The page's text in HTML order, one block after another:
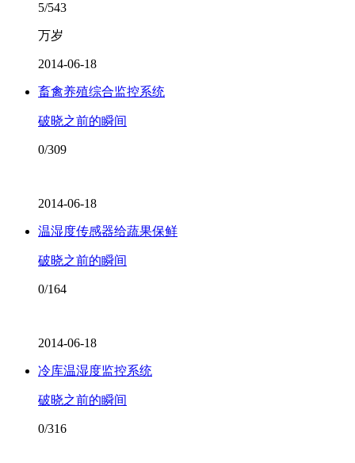
5/543
万岁
2014-06-18
畜禽养殖综合监控系统
破晓之前的瞬间
0/309
2014-06-18
温湿度传感器给蔬果保鲜
破晓之前的瞬间
0/164
2014-06-18
冷库温湿度监控系统
破晓之前的瞬间
0/316